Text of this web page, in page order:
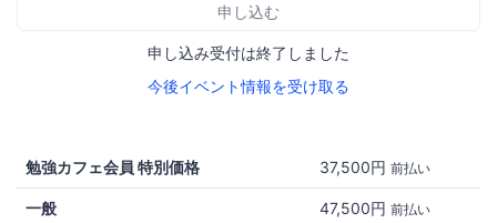
申し込む
申し込み受付は終了しました
今後イベント情報を受け取る
勉強カフェ会員 特別価格 37,500円 前払い
一般 47,500円 前払い